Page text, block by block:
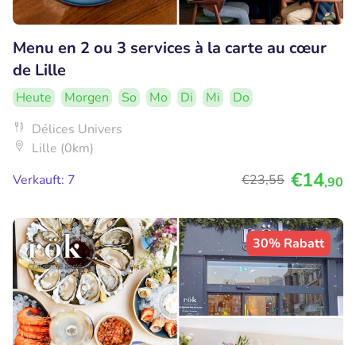
Menu en 2 ou 3 services à la carte au cœur
de Lille
Heute Morgen So Mo Di Mi
Do
Délices Univers
Lille (0km)
Verkauft: 7
€23,55 €14,90
30% Rabatt